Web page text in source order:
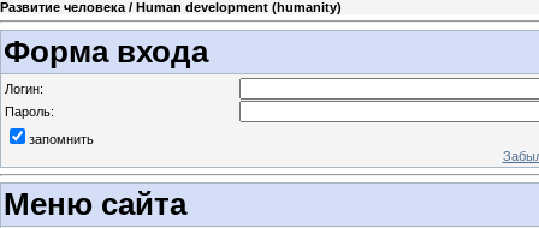
Развитие человека / Human development (humanity)
Форма входа
Логин:
Пароль:
запомнить
Меню сайта